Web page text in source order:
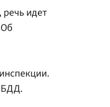
речь идет